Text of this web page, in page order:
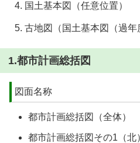
国土基本図（任意位置）
古地図（国土基本図（過年
1.都市計画総括図
図面名称
都市計画総括図（全体）
都市計画総括図その1（北